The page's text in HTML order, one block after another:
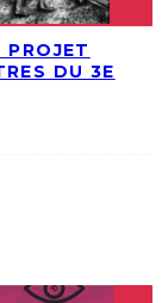
DU 3E